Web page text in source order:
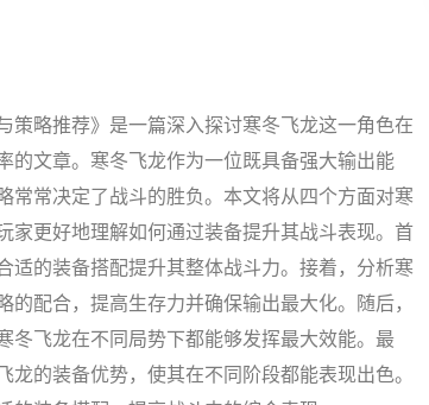
策略推荐》是一篇深入探讨寒冬飞龙这一角色在
的文章。寒冬飞龙作为一位既具备强大输出能
常常决定了战斗的胜负。本文将从四个方面对寒
家更好地理解如何通过装备提升其战斗表现。首
适的装备搭配提升其整体战斗力。接着，分析寒
配合，提高生存力并确保输出最大化。随后，
冬飞龙在不同局势下都能够发挥最大效能。最
的装备优势，使其在不同阶段都能表现出色。